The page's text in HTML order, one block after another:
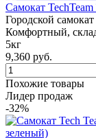
Cамокат
Городской
Комфортный,
5кг
9,360 руб.
Похожие товары
Лидер продаж
-32%